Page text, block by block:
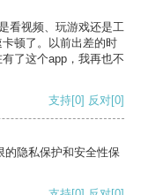
看视频、玩游戏还是工
顿了。以前出差的时
了这个app，我再也不
支持[0] 反对[0]
的隐私保护和安全性保